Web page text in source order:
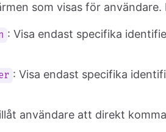
som visas för
: Visa endast specifika
: Visa endast specifika
användare att direkt